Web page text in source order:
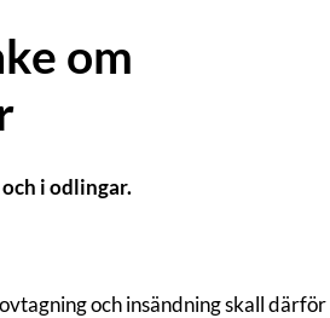
om
i odlingar.
och insändning skall